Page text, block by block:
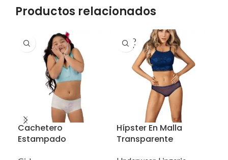
Productos relacionados
Cachetero
Estampado
SOLD
OUT
Hípster En Malla
Transparente